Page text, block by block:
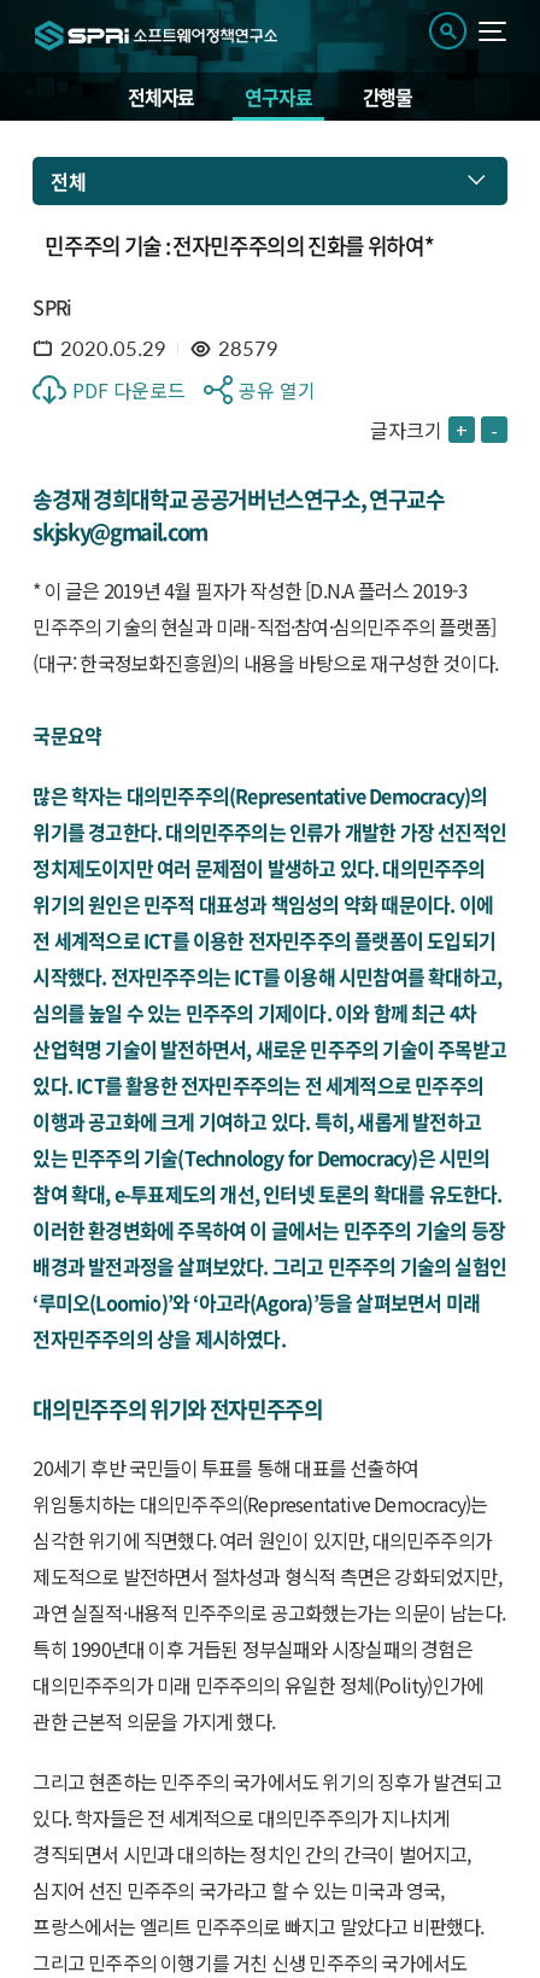
전체자료 연구자료 간행물
전체
민주주의 기술 : 전자민주주의의 진화를 위하여*
SPRi
2020.05.29 28579
PDF 다운로드
공유 열기
글자크기 + -
송경재 경희대학교 공공거버넌스연구소, 연구교수
skjsky@gmail.com
* 이 글은 2019년 4월 필자가 작성한 [D.N.A 플러스 2019-3
민주주의 기술의 현실과 미래-직접·참여·심의민주주의 플랫폼]
(대구: 한국정보화진흥원)의 내용을 바탕으로 재구성한 것이다.
국문요약
많은 학자는 대의민주주의(Representative Democracy)의
위기를 경고한다. 대의민주주의는 인류가 개발한 가장 선진적인
정치제도이지만 여러 문제점이 발생하고 있다. 대의민주주의
위기의 원인은 민주적 대표성과 책임성의 약화 때문이다. 이에
전 세계적으로 ICT를 이용한 전자민주주의 플랫폼이 도입되기
시작했다. 전자민주주의는 ICT를 이용해 시민참여를 확대하고,
심의를 높일 수 있는 민주주의 기제이다. 이와 함께 최근 4차
산업혁명 기술이 발전하면서, 새로운 민주주의 기술이 주목받고
있다. ICT를 활용한 전자민주주의는 전 세계적으로 민주주의
이행과 공고화에 크게 기여하고 있다. 특히, 새롭게 발전하고
있는 민주주의 기술(Technology for Democracy)은 시민의
참여 확대, e-투표제도의 개선, 인터넷 토론의 확대를 유도한다.
이러한 환경변화에 주목하여 이 글에서는 민주주의 기술의 등장
배경과 발전과정을 살펴보았다. 그리고 민주주의 기술의 실험인
‘루미오(Loomio)’와 ‘아고라(Agora)’등을 살펴보면서 미래
전자민주주의의 상을 제시하였다.
대의민주주의 위기와 전자민주주의
20세기 후반 국민들이 투표를 통해 대표를 선출하여
위임통치하는 대의민주주의(Representative Democracy)는
심각한 위기에 직면했다. 여러 원인이 있지만, 대의민주주의가
제도적으로 발전하면서 절차성과 형식적 측면은 강화되었지만,
과연 실질적·내용적 민주주의로 공고화했는가는 의문이 남는다.
특히 1990년대 이후 거듭된 정부실패와 시장실패의 경험은
대의민주주의가 미래 민주주의의 유일한 정체(Polity)인가에
관한 근본적 의문을 가지게 했다.
그리고 현존하는 민주주의 국가에서도 위기의 징후가 발견되고
있다. 학자들은 전 세계적으로 대의민주주의가 지나치게
경직되면서 시민과 대의하는 정치인 간의 간극이 벌어지고,
심지어 선진 민주주의 국가라고 할 수 있는 미국과 영국,
프랑스에서는 엘리트 민주주의로 빠지고 말았다고 비판했다.
그리고 민주주의 이행기를 거친 신생 민주주의 국가에서도